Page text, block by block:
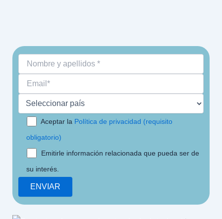
Aceptar la Política de privacidad (requisito
obligatorio)
Emitirle información relacionada que pueda ser de
su interés.